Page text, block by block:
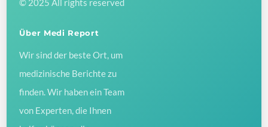
© 2025 All rights reserved
Über Medi Report
Wir sind der beste Ort, um
medizinische Berichte zu
finden. Wir haben ein Team
von Experten, die Ihnen